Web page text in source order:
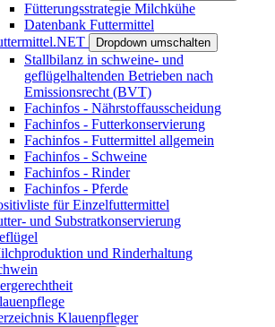
Fütterungsstrategie Milchkühe
Datenbank Futtermittel
Dropdown umschalten
Stallbilanz in schweine- und
geflügelhaltenden Betrieben nach
Emissionsrecht (BVT)
Fachinfos - Nährstoffausscheidung
Fachinfos - Futterkonservierung
Fachinfos - Futtermittel allgemein
Fachinfos - Schweine
Fachinfos - Rinder
Fachinfos - Pferde
für Einzelfuttermittel
und Substratkonservierung
und Rinderhaltung
Klauenpfleger